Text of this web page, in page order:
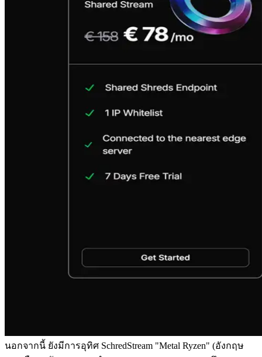
นอกจากนี้ ยังมีการอุทิศ SchredStream "Metal Ryzen" (อังกฤษ